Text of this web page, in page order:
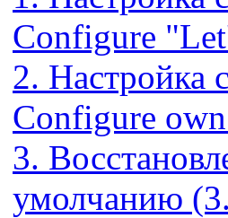
Configure
2. Настройка
Configure
3.
умолчанию